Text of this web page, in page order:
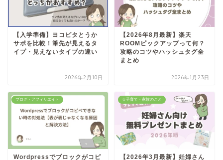
【入学準備】ヨコピタとうか
サポを比較！筆先が見えるタ
イプ・見えないタイプの違い
2026年2月10日
【2026年8月最新】楽天
ROOMピックアップって何？
攻略のコツやハッシュタグ全
まとめ
2026年1月23日
ブログ・アフィリエイト
Wordpressでブロックがコピ
☆子育て・家族のこと
【2026年3月最新】妊婦さん